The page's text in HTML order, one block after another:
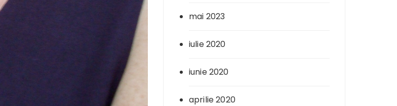
mai 2023
iulie 2020
iunie 2020
aprilie 2020